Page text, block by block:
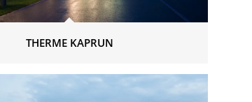
THERME KAPRUN